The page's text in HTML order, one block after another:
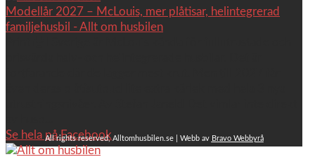
Modellår 2027 – McLouis, mer plåtisar, helintegrerad
familjehusbil - Allt om husbilen
Se hela på Facebook
All rights reserved, Alltomhusbilen.se | Webb av Bravo Webbyrå